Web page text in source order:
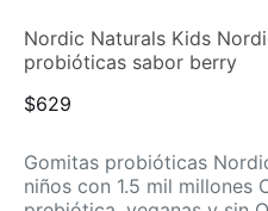
Nordic Naturals Kids
probióticas sabor berry
$629
Gomitas probióticas
niños con 1.5 mil millones